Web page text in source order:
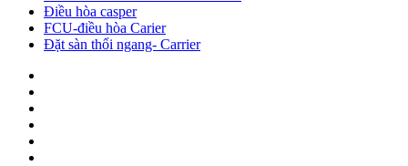
Điều hòa casper
FCU-điều hòa Carier
Đặt sàn thổi ngang- Carrier